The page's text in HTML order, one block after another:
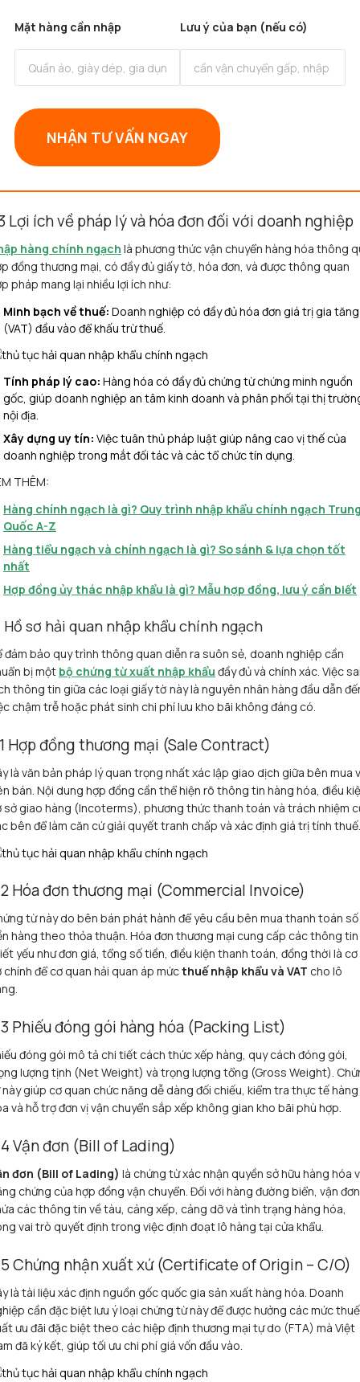
Mặt hàng cần nhập Lưu ý của bạn (nếu có)
NHẬN TƯ VẤN NGAY
Lợi ích về pháp lý và hóa đơn đối với doanh nghiệp
hàng chính ngạch là phương thức vận chuyển hàng hóa thông
đồng thương mại, có đầy đủ giấy tờ, hóa đơn, và được thông quan
pháp mang lại nhiều lợi ích như:
Minh bạch về thuế: Doanh nghiệp có đầy đủ hóa đơn giá trị gia tăng
(VAT) đầu vào để khấu trừ thuế.
Tính pháp lý cao: Hàng hóa có đầy đủ chứng từ chứng minh nguồn
gốc, giúp doanh nghiệp an tâm kinh doanh và phân phối tại thị
nội địa.
Xây dựng uy tín: Việc tuân thủ pháp luật giúp nâng cao vị thế của
doanh nghiệp trong mắt đối tác và các tổ chức tín dụng.
THÊM:
Hàng chính ngạch là gì? Quy trình nhập khẩu chính ngạch
Quốc A-Z
Hàng tiểu ngạch và chính ngạch là gì? So sánh & lựa chọn tốt
nhất
Hợp đồng ủy thác nhập khẩu là gì? Mẫu hợp đồng, lưu ý cần biết
Hồ sơ hải quan nhập khẩu chính ngạch
đảm bảo quy trình thông quan diễn ra suôn sẻ, doanh nghiệp cần
bị một bộ chứng từ xuất nhập khẩu đầy đủ và chính xác. Việc
thông tin giữa các loại giấy tờ này là nguyên nhân hàng đầu dẫn
chậm trễ hoặc phát sinh chi phí lưu kho bãi không đáng có.
Hợp đồng thương mại (Sale Contract)
là văn bản pháp lý quan trọng nhất xác lập giao dịch giữa bên mua
bán. Nội dung hợp đồng cần thể hiện rõ thông tin hàng hóa, điều
sở giao hàng (Incoterms), phương thức thanh toán và trách nhiệm
bên để làm căn cứ giải quyết tranh chấp và xác định giá trị tính thuế.
Hóa đơn thương mại (Commercial Invoice)
từ này do bên bán phát hành để yêu cầu bên mua thanh toán số
hàng theo thỏa thuận. Hóa đơn thương mại cung cấp các thông tin
yếu như đơn giá, tổng số tiền, điều kiện thanh toán, đồng thời là cơ
chính để cơ quan hải quan áp mứcthuế nhập khẩu và VAT cho lô
Phiếu đóng gói hàng hóa (Packing List)
đóng gói mô tả chi tiết cách thức xếp hàng, quy cách đóng gói,
lượng tịnh (Net Weight) và trọng lượng tổng (Gross Weight).
giúp cơ quan chức năng dễ dàng đối chiếu, kiểm tra thực tế hàng
và hỗ trợ đơn vị vận chuyển sắp xếp không gian kho bãi phù hợp.
Vận đơn (Bill of Lading)
đơn (Bill of Lading) là chứng từ xác nhận quyền sở hữu hàng hóa
chứng của hợp đồng vận chuyển. Đối với hàng đường biển, vận đơn
các thông tin về tàu, cảng xếp, cảng dỡ và tình trạng hàng hóa,
vai trò quyết định trong việc định đoạt lô hàng tại cửa khẩu.
Chứng nhận xuất xứ (Certificate of Origin – C/O)
là tài liệu xác định nguồn gốc quốc gia sản xuất hàng hóa. Doanh
cần đặc biệt lưu ý loại chứng từ này để được hưởng các mức thuế
ưu đãi đặc biệt theo các hiệp định thương mại tự do (FTA) mà Việt
đã ký kết, giúp tối ưu chi phí giá vốn đầu vào.